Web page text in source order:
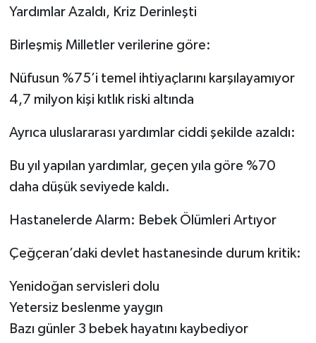
Yardımlar Azaldı, Kriz Derinleşti
Birleşmiş Milletler verilerine göre:
Nüfusun %75’i temel ihtiyaçlarını karşılayamıyor
4,7 milyon kişi kıtlık riski altında
Ayrıca uluslararası yardımlar ciddi şekilde azaldı:
Bu yıl yapılan yardımlar, geçen yıla göre %70
daha düşük seviyede kaldı.
Hastanelerde Alarm: Bebek Ölümleri Artıyor
Çeğçeran’daki devlet hastanesinde durum kritik:
Yenidoğan servisleri dolu
Yetersiz beslenme yaygın
Bazı günler 3 bebek hayatını kaybediyor